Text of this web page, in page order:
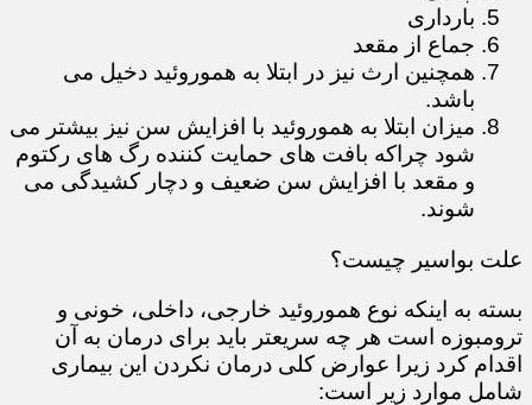
بارداری
جماع از مقعد
همچنین ارث نیز در ابتلا به هموروئید دخیل می
باشد.
میزان ابتلا به هموروئید با افزایش سن نیز بیشتر می
شود چراکه بافت های حمایت کننده رگ های رکتوم
و مقعد با افزایش سن ضعیف و دچار کشیدگی می
شوند.
علت بواسیر چیست؟
بسته به اینکه نوع هموروئید خارجی، داخلی، خونی و
ترومبوزه است هر چه سریعتر باید برای درمان به آن
اقدام کرد زیرا عوارض کلی درمان نکردن این بیماری
شامل موارد زیر است: